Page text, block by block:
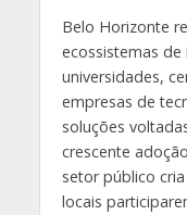
Belo Horizonte
ecossistemas
universidades,
empresas de
soluções
crescente
setor público
locais